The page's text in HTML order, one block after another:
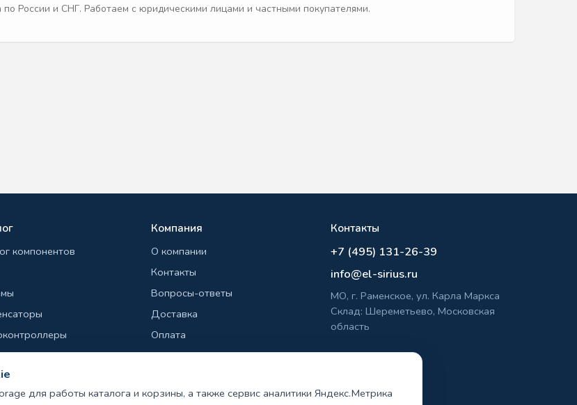
для работы каталога и корзины, а также сервис аналитики Яндекс.Метрика
по России и СНГ. Работаем с юридическими лицами и частными покупателями.
компонентов
Компания
О компании
Контакты
Вопросы-ответы
Доставка
Оплата
Гарантия и возврат
Публичная оферта
Контакты
+7 (495) 131-26-39
info@el-sirius.ru
МО, г. Раменское, ул. Карла Маркса
Склад: Шереметьево, Московская
область